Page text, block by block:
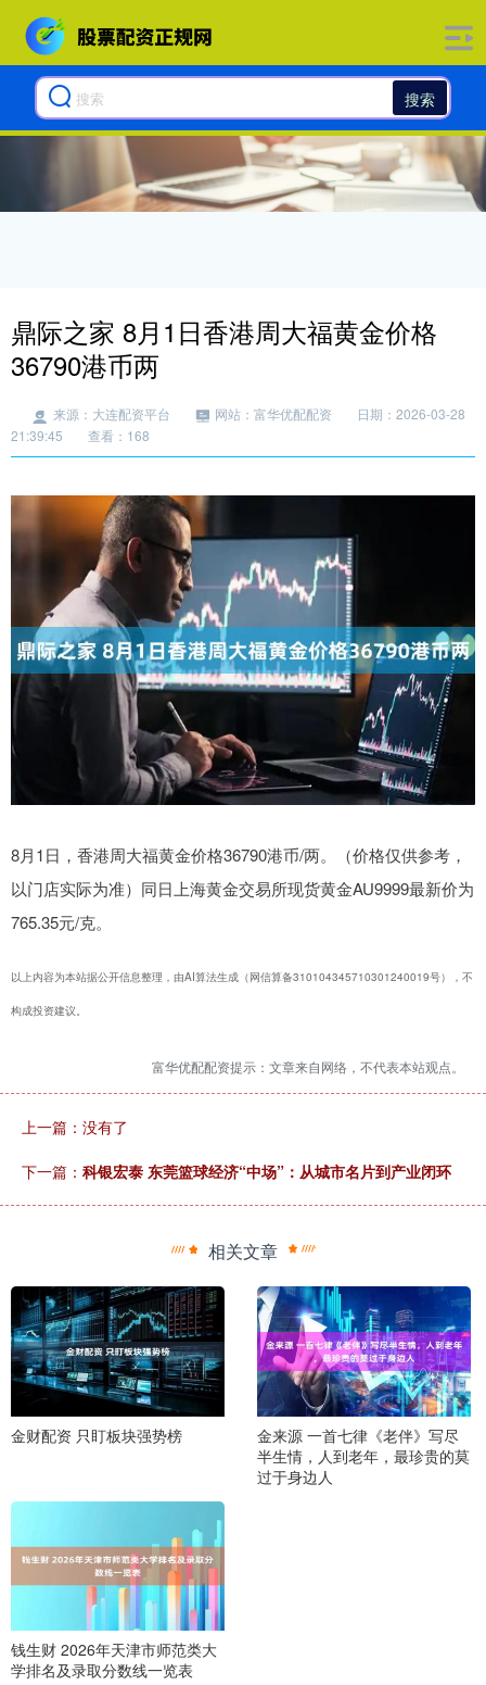
搜索
鼎际之家 8月1日香港周大福黄金价格
36790港币两
来源：大连配资平台 网站：富华优配配资
日期：2026-03-28
21:39:45
查看：168
8月1日，香港周大福黄金价格36790港币/两。（价格仅供参考，
以门店实际为准）同日上海黄金交易所现货黄金AU9999最新价为
765.35元/克。
以上内容为本站据公开信息整理，由AI算法生成（网信算备310104345710301240019号），不
构成投资建议。
富华优配配资提示：文章来自网络，不代表本站观点。
上一篇：没有了
下一篇： 科银宏泰 东莞篮球经济“中场”：从城市名片到产业闭环
相关文章
金财配资 只盯板块强势榜
金来源 一首七律《老伴》写尽
半生情，人到老年，最珍贵的莫
过于身边人
钱生财 2026年天津市师范类大
学排名及录取分数线一览表